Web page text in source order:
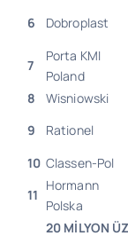
6
Dobroplast
7
Porta KMI
Poland
8
Wisniowski
9
Rationel
10 Classen-Pol
11
Hormann
Polska
20 MİLYON